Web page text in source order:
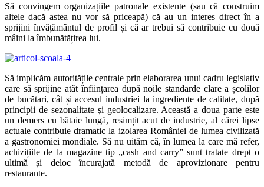
Să convingem organizațiile patronale existente (sau că construim
altele dacă astea nu vor să priceapă) că au un interes direct în a
sprijini învățământul de profil și că ar trebui să contribuie cu două
mâini la îmbunătățirea lui.
Să implicăm autoritățile centrale prin elaborarea unui cadru legislativ
care să sprijine atât înființarea după noile standarde clare a școlilor
de bucătari, cât și accesul industriei la ingrediente de calitate, după
principii de sezonalitate și geolocalizare. Această a doua parte este
un demers cu bătaie lungă, resimțit acut de industrie, al cărei lipse
actuale contribuie dramatic la izolarea României de lumea civilizată
a gastronomiei mondiale. Să nu uităm că, în lumea la care mă refer,
achizițiile de la magazine tip „cash and carry” sunt tratate drept o
ultimă și deloc încurajată metodă de aprovizionare pentru
restaurante.